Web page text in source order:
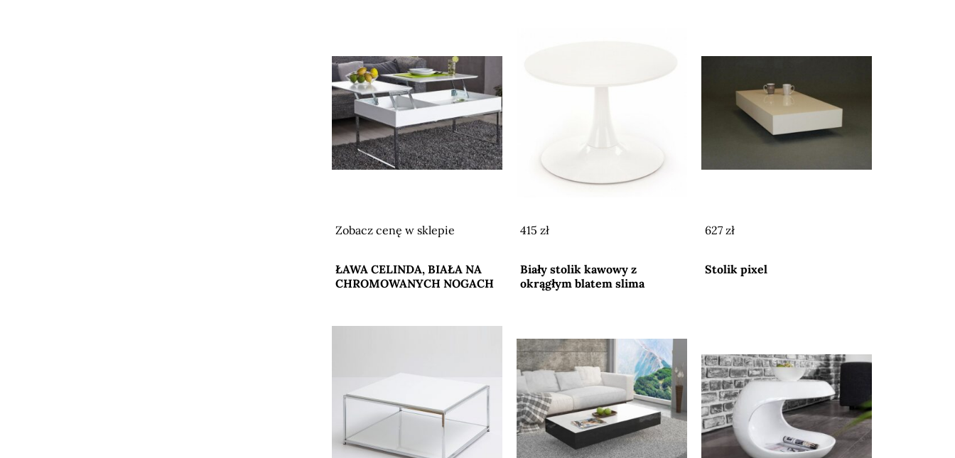
Zobacz cenę w sklepie
ŁAWA CELINDA, BIAŁA NA
CHROMOWANYCH NOGACH
415 zł
Biały stolik kawowy z
okrągłym blatem slima
627 zł
Stolik pixel